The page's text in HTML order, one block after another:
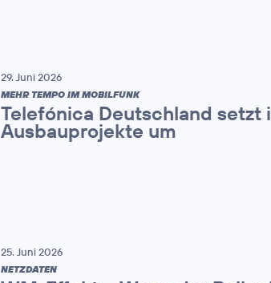
29. Juni 2026
MEHR TEMPO IM MOBILFUNK
Telefónica Deutschland
Ausbauprojekte um
25. Juni 2026
NETZDATEN